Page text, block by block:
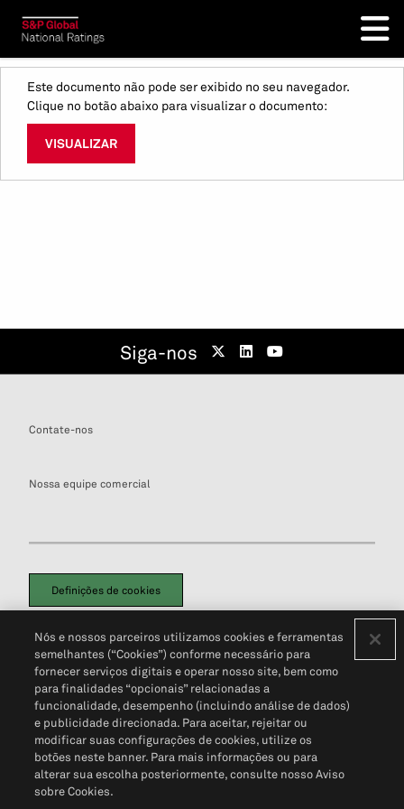
Este documento não pode ser exibido no seu navegador.
Clique no botão abaixo para visualizar o documento:
VISUALIZAR
Siga-nos
Contate-nos
Nossa equipe comercial
Definições de cookies
Política de PrivacidadePortal de privacidade do cliente (em inglês)
Não Venda Minhas Informações Pessoais© 2026 S&P Global
Nós e nossos parceiros utilizamos cookies e ferramentas
semelhantes (“Cookies”) conforme necessário para
fornecer serviços digitais e operar nosso site, bem como
para finalidades “opcionais” relacionadas a
funcionalidade, desempenho (incluindo análise de dados)
e publicidade direcionada. Para aceitar, rejeitar ou
modificar suas configurações de cookies, utilize os
botões neste banner. Para mais informações ou para
alterar sua escolha posteriormente, consulte nosso Aviso
sobre Cookies.